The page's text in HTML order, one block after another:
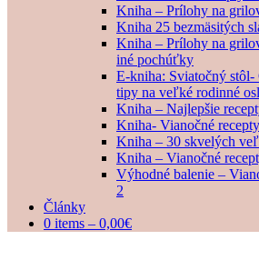
Kniha – Prílohy na
Kniha 25 bezmäsitých
Kniha – Prílohy na
iné pochúťky
E-kniha: Sviatočný
tipy na veľké rodinné
Kniha – Najlepšie
Kniha- Vianočné recepty
Kniha – 30 skvelých
Kniha – Vianočné
Výhodné balenie –
2
Články
0 items – 0,00€